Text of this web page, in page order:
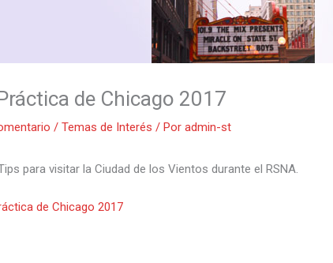
de Chicago 2017
/Temas de Interés / Poradmin-st
para visitar la Ciudad de los Vientos durante el RSNA.
de Chicago 2017